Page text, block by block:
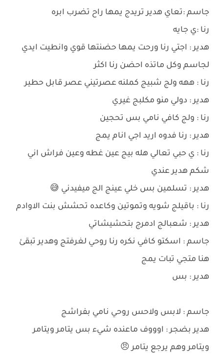
جاسم :تعاي هدير تريدج يمها راح تضرب ابره
رنا :ي جايه
هدير : اجتي رنا ورحت يمها حضنتها قوي وانطيت ايدي
لجاسم وكل ماتذه احضن رنا اكثر
رنا : ههه ولج شبيج كملنه عصرتيني عصر قابل حطير
هدير : دولي منو مكلبج غيري
رنا : ولج كافي نامي بس تحجين
هدير : رنا فدوه اريد اجي انام يمج
رنا : ي حبي تعالي هله بيج عين غطه وعين فراش اني
شكم هدير عندي
هدير : تسلمين بس خلي عينج الج ميفيدني 😅
رنا : باقيلج شويه وتموتين وكاعده تحشش بنت الاوادم
هدير : شعبالج ادمرج بتحشيشاتي
جاسم : اسكتو كافي نكره رنا روحي لغرفتج وهدير تبقئ
هنا متجي تبات يمج
هدير : بس
جاسم : لابس ولاحس روحي نامي بفراشج
هدير بضجر : اوووف ماعنده شيء بس يتامر ويتامر
ويتامر وهم يرجع يتامر 😠